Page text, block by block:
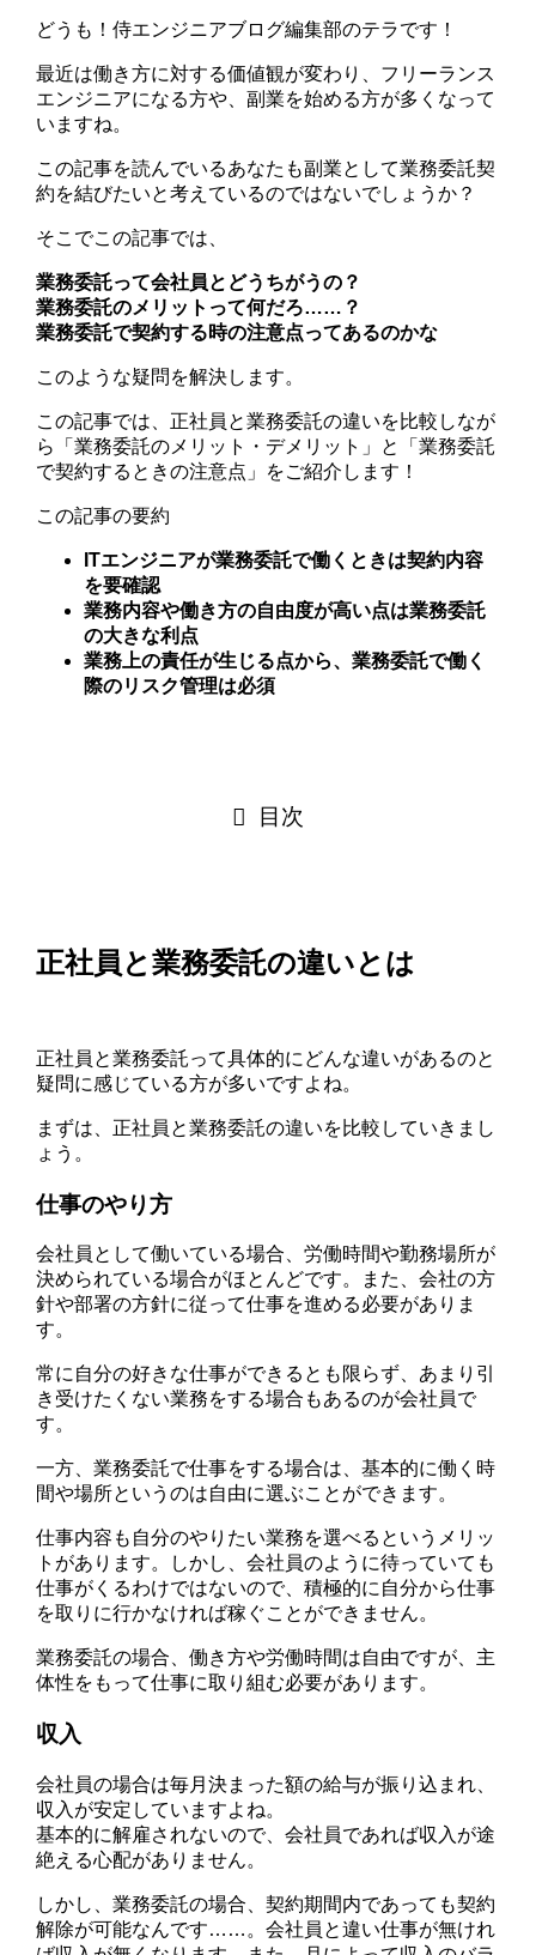
どうも！侍エンジニアブログ編集部のテラです！
最近は働き方に対する価値観が変わり、フリーランス
エンジニアになる方や、副業を始める方が多くなって
いますね。
この記事を読んでいるあなたも副業として業務委託契
約を結びたいと考えているのではないでしょうか？
そこでこの記事では、
業務委託って会社員とどうちがうの？
業務委託のメリットって何だろ……？
業務委託で契約する時の注意点ってあるのかな
このような疑問を解決します。
この記事では、正社員と業務委託の違いを比較しなが
ら「業務委託のメリット・デメリット」と「業務委託
で契約するときの注意点」をご紹介します！
この記事の要約
ITエンジニアが業務委託で働くときは契約内容
を要確認
業務内容や働き方の自由度が高い点は業務委託
の大きな利点
業務上の責任が生じる点から、業務委託で働く
際のリスク管理は必須
目次
正社員と業務委託の違いとは
正社員と業務委託って具体的にどんな違いがあるのと
疑問に感じている方が多いですよね。
まずは、正社員と業務委託の違いを比較していきまし
ょう。
仕事のやり方
会社員として働いている場合、労働時間や勤務場所が
決められている場合がほとんどです。また、会社の方
針や部署の方針に従って仕事を進める必要がありま
す。
常に自分の好きな仕事ができるとも限らず、あまり引
き受けたくない業務をする場合もあるのが会社員で
す。
一方、業務委託で仕事をする場合は、基本的に働く時
間や場所というのは自由に選ぶことができます。
仕事内容も自分のやりたい業務を選べるというメリッ
トがあります。しかし、会社員のように待っていても
仕事がくるわけではないので、積極的に自分から仕事
を取りに行かなければ稼ぐことができません。
業務委託の場合、働き方や労働時間は自由ですが、主
体性をもって仕事に取り組む必要があります。
収入
会社員の場合は毎月決まった額の給与が振り込まれ、
収入が安定していますよね。
基本的に解雇されないので、会社員であれば収入が途
絶える心配がありません。
しかし、業務委託の場合、契約期間内であっても契約
解除が可能なんです……。会社員と違い仕事が無けれ